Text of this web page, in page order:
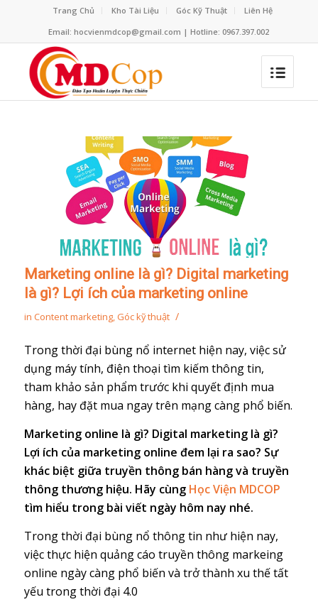
Trang Chủ Kho Tài Liệu Góc Kỹ Thuật
Liên Hệ
Email: hocvienmdcop@gmail.com | Hotline: 0967.397.002
Marketing online là gì? Digital marketing
là gì? Lợi ích của marketing online
in Content marketing, Góc kỹ thuật /
Trong thời đại bùng nổ internet hiện nay, việc sử
dụng máy tính, điện thoại tìm kiếm thông tin,
tham khảo sản phẩm trước khi quyết định mua
hàng, hay đặt mua ngay trên mạng càng phổ biến.
Marketing online là gì? Digital marketing là gì?
Lợi ích của marketing online đem lại ra sao? Sự
khác biệt giữa truyền thông bán hàng và truyền
thông thương hiệu. Hãy cùng Học Viện MDCOP
tìm hiểu trong bài viết ngày hôm nay nhé.
Trong thời đại bùng nổ thông tin như hiện nay,
việc thực hiện quảng cáo truyền thông markeing
online ngày càng phổ biến và trở thành xu thế tất
yếu trong thời đại 4.0